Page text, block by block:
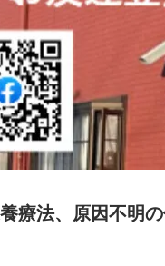
療法、原因不明